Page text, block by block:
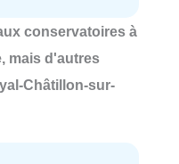
conservatoires à
mais d'autres
Châtillon-sur-